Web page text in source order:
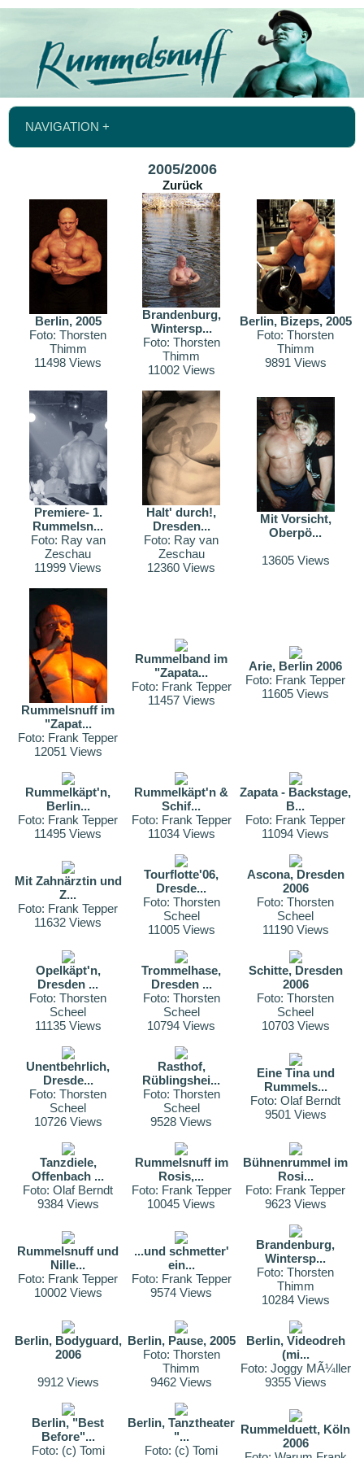
NAVIGATION +
2005/2006
Zurück
Berlin, 2005
Foto: Thorsten
Thimm
11498 Views
Brandenburg,
Wintersp...
Foto: Thorsten
Thimm
11002 Views
Berlin, Bizeps, 2005
Foto: Thorsten
Thimm
9891 Views
Premiere- 1.
Rummelsn...
Foto: Ray van
Zeschau
11999 Views
Halt' durch!,
Dresden...
Foto: Ray van
Zeschau
12360 Views
Mit Vorsicht,
Oberpö...
13605 Views
Rummelsnuff im
"Zapat...
Foto: Frank Tepper
12051 Views
Rummelband im
"Zapata...
Foto: Frank Tepper
11457 Views
Arie, Berlin 2006
Foto: Frank Tepper
11605 Views
Rummelkäpt'n,
Berlin...
Foto: Frank Tepper
11495 Views
Rummelkäpt'n &
Schif...
Foto: Frank Tepper
11034 Views
Zapata - Backstage,
B...
Foto: Frank Tepper
11094 Views
Mit Zahnärztin und
Z...
Foto: Frank Tepper
11632 Views
Tourflotte'06,
Dresde...
Foto: Thorsten
Scheel
11005 Views
Ascona, Dresden
2006
Foto: Thorsten
Scheel
11190 Views
Opelkäpt'n,
Dresden ...
Foto: Thorsten
Scheel
11135 Views
Trommelhase,
Dresden ...
Foto: Thorsten
Scheel
10794 Views
Schitte, Dresden
2006
Foto: Thorsten
Scheel
10703 Views
Unentbehrlich,
Dresde...
Foto: Thorsten
Scheel
10726 Views
Rasthof,
Rüblingshei...
Foto: Thorsten
Scheel
9528 Views
Eine Tina und
Rummels...
Foto: Olaf Berndt
9501 Views
Tanzdiele,
Offenbach ...
Foto: Olaf Berndt
9384 Views
Rummelsnuff im
Rosis,...
Foto: Frank Tepper
10045 Views
Bühnenrummel im
Rosi...
Foto: Frank Tepper
9623 Views
Rummelsnuff und
Nille...
Foto: Frank Tepper
10002 Views
...und schmetter'
ein...
Foto: Frank Tepper
9574 Views
Brandenburg,
Wintersp...
Foto: Thorsten
Thimm
10284 Views
Berlin, Bodyguard,
2006
9912 Views
Berlin, Pause, 2005
Foto: Thorsten
Thimm
9462 Views
Berlin, Videodreh
(mi...
Foto: Joggy MÃ¼ller
9355 Views
Berlin, "Best
Before"...
Foto: (c) Tomi
Berlin, Tanztheater
"...
Foto: (c) Tomi
Rummelduett, Köln
2006